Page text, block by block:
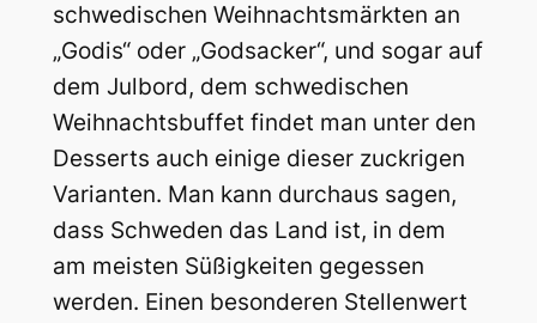
schwedischen Weihnachtsmärkten an
„Godis“ oder „Godsacker“, und sogar auf
dem Julbord, dem schwedischen
Weihnachtsbuffet findet man unter den
Desserts auch einige dieser zuckrigen
Varianten. Man kann durchaus sagen,
dass Schweden das Land ist, in dem
am meisten Süßigkeiten gegessen
werden. Einen besonderen Stellenwert